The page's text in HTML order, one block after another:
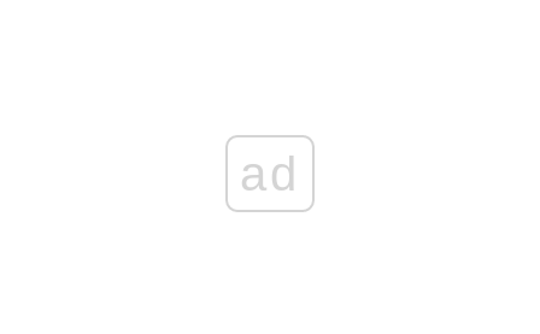
ad